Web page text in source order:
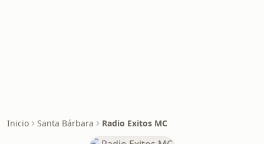
Inicio Santa Bárbara Radio Exitos MC